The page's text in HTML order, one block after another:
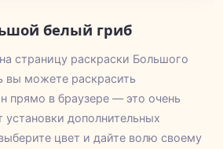
белый гриб
страницу раскраски Большого
вы можете раскрасить
прямо в браузере — это очень
установки дополнительных
цвет и дайте волю своему